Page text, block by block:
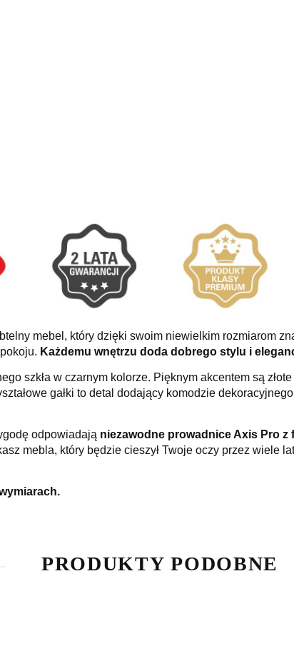
mebel, który dzięki swoim niewielkim rozmiarom
. Każdemu wnętrzu doda dobrego stylu i
szkła w czarnym kolorze. Pięknym akcentem są
gałki to detal dodający komodzie
odpowiadają niezawodne prowadnice Axis Pro
mebla, który będzie cieszył Twoje oczy przez wiele
PRODUKTY PODOBNE